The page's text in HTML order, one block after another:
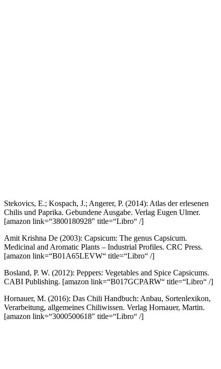
Stekovics, E.; Kospach, J.; Angerer, P. (2014): Atlas der erlesenen
Chilis und Paprika. Gebundene Ausgabe. Verlag Eugen Ulmer.
[amazon link=“3800180928″ title=“Libro“ /]
Amit Krishna De (2003): Capsicum: The genus Capsicum.
Medicinal and Aromatic Plants – Industrial Profiles. CRC Press.
[amazon link=“B01A65LEVW“ title=“Libro“ /]
Bosland, P. W. (2012): Peppers: Vegetables and Spice Capsicums.
CABI Publishing. [amazon link=“B017GCPARW“ title=“Libro“ /]
Hornauer, M. (2016): Das Chili Handbuch: Anbau, Sortenlexikon,
Verarbeitung, allgemeines Chiliwissen. Verlag Hornauer, Martin.
[amazon link=“3000500618″ title=“Libro“ /]